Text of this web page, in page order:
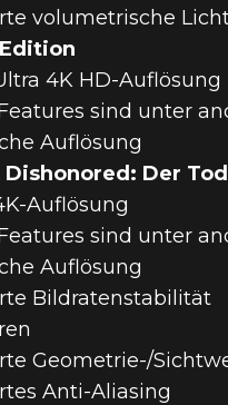
volumetrische
4K HD-Auflösung
sind unter
Auflösung
Dishonored: Der
Auflösung
sind unter
Auflösung
Bildratenstabilität
Geometrie-/
Anti-Aliasing